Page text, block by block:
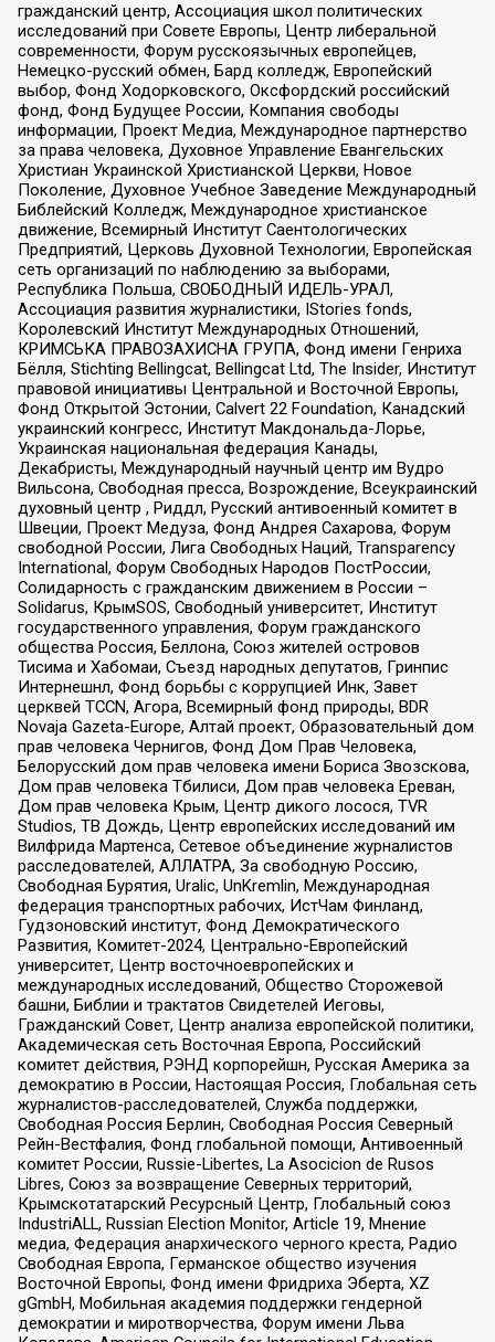
гражданский центр, Ассоциация школ политических
исследований при Совете Европы, Центр либеральной
современности, Форум русскоязычных европейцев,
Немецко-русский обмен, Бард колледж, Европейский
выбор, Фонд Ходорковского, Оксфордский российский
фонд, Фонд Будущее России, Компания свободы
информации, Проект Медиа, Международное партнерство
за права человека, Духовное Управление Евангельских
Христиан Украинской Христианской Церкви, Новое
Поколение, Духовное Учебное Заведение Международный
Библейский Колледж, Международное христианское
движение, Всемирный Институт Саентологических
Предприятий, Церковь Духовной Технологии, Европейская
сеть организаций по наблюдению за выборами,
Республика Польша, СВОБОДНЫЙ ИДЕЛЬ-УРАЛ,
Ассоциация развития журналистики, IStories fonds,
Королевский Институт Международных Отношений,
КРИМСЬКА ПРАВОЗАХИСНА ГРУПА, Фонд имени Генриха
Бёлля, Stichting Bellingcat, Bellingcat Ltd, The Insider, Институт
правовой инициативы Центральной и Восточной Европы,
Фонд Открытой Эстонии, Calvert 22 Foundation, Канадский
украинский конгресс, Институт Макдональда-Лорье,
Украинская национальная федерация Канады,
Декабристы, Международный научный центр им Вудро
Вильсона, Свободная пресса, Возрождение, Всеукраинский
духовный центр , Риддл, Русский антивоенный комитет в
Швеции, Проект Медуза, Фонд Андрея Сахарова, Форум
свободной России, Лига Свободных Наций, Transparеncy
International, Форум Свободных Народов ПостРоссии,
Солидарность с гражданским движением в России –
Solidarus, КрымSOS, Свободный университет, Институт
государственного управления, Форум гражданского
общества Россия, Беллона, Союз жителей островов
Тисима и Хабомаи, Съезд народных депутатов, Гринпис
Интернешнл, Фонд борьбы с коррупцией Инк, Завет
церквей TCCN, Агора, Всемирный фонд природы, BDR
Novaja Gazeta-Europe, Алтай проект, Образовательный дом
прав человека Чернигов, Фонд Дом Прав Человека,
Белорусский дом прав человека имени Бориса Звозскова,
Дом прав человека Тбилиси, Дом прав человека Ереван,
Дом прав человека Крым, Центр дикого лосося, TVR
Studios, ТВ Дождь, Центр европейских исследований им
Вилфрида Мартенса, Сетевое объединение журналистов
расследователей, АЛЛАТРА, За свободную Россию,
Свободная Бурятия, Uralic, UnKremlin, Международная
федерация транспортных рабочих, ИстЧам Финланд,
Гудзоновский институт, Фонд Демократического
Развития, Комитет-2024, Центрально-Европейский
университет, Центр восточноевропейских и
международных исследований, Общество Сторожевой
башни, Библии и трактатов Свидетелей Иеговы,
Гражданский Совет, Центр анализа европейской политики,
Академическая сеть Восточная Европа, Российский
комитет действия, РЭНД корпорейшн, Русская Америка за
демократию в России, Настоящая Россия, Глобальная сеть
журналистов-расследователей, Служба поддержки,
Свободная Россия Берлин, Свободная Россия Северный
Рейн-Вестфалия, Фонд глобальной помощи, Антивоенный
комитет России, Russie-Libertes, La Asocicion de Rusos
Libres, Союз за возвращение Северных территорий,
Крымскотатарский Ресурсный Центр, Глобальный союз
IndustriALL, Russian Election Monitor, Article 19, Мнение
медиа, Федерация анархического черного креста, Радио
Свободная Европа, Германское общество изучения
Восточной Европы, Фонд имени Фридриха Эберта, XZ
gGmbH, Мобильная академия поддержки гендерной
демократии и миротворчества, Форум имени Льва